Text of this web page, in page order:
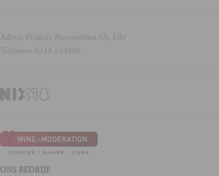
Adres: Francis Baconstraat 5A, Ede
Telefoon: 0318 514900
ONS BEDRIJF